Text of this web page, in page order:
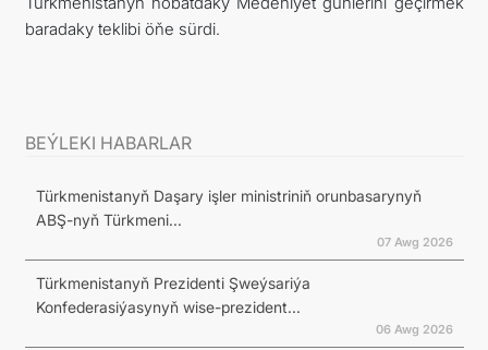
baradaky teklibi öňe sürdi.
BEÝLEKI HABARLAR
Türkmenistanyň Daşary işler ministriniň orunbasarynyň
ABŞ-nyň Türkmeni...
07 Awg 2026
Türkmenistanyň Prezidenti Şweýsariýa
Konfederasiýasynyň wise-prezident...
06 Awg 2026